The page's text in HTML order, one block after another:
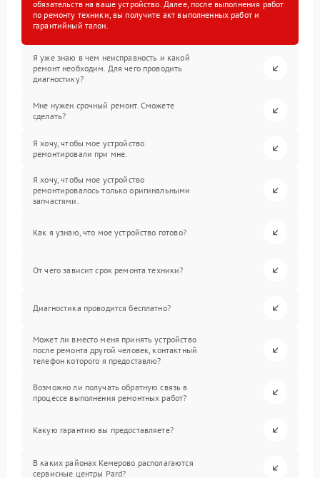
обязательств на ваше устройство. Далее, после выполнения работ
по ремонту техники, вы получите акт выполненных работ и
гарантийный талон.
Я уже знаю в чем неисправность и какой
ремонт необходим. Для чего проводить
диагностику?
Мне нужен срочный ремонт. Сможете
сделать?
Я хочу, чтобы мое устройство
ремонтировали при мне.
Я хочу, чтобы мое устройство
ремонтировалось только оригинальными
запчастями.
Как я узнаю, что мое устройство готово?
От чего зависит срок ремонта техники?
Диагностика проводится бесплатно?
Может ли вместо меня принять устройство
после ремонта другой человек, контактный
телефон которого я предоставлю?
Возможно ли получать обратную связь в
процессе выполнения ремонтных работ?
Какую гарантию вы предоставляете?
В каких районах Кемерово располагаются
сервисные центры Pard?